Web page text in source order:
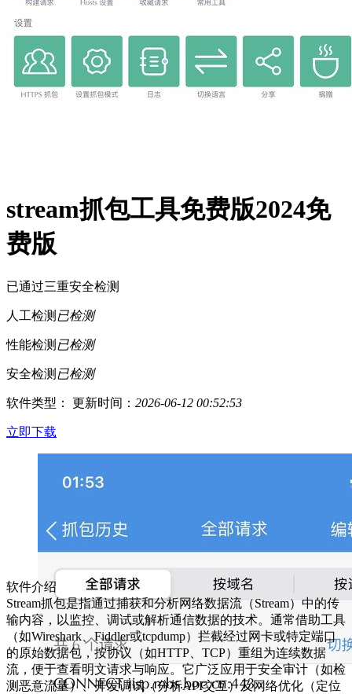
stream抓包工具免费版2024免
费版
已通过三重安全检测
人工检测 已检测
性能检测 已检测
安全检测 已检测
软件类型： 更新时间： 2026-06-12 00:52:53
立即下载
软件介绍
Stream抓包是指通过捕获和分析网络数据流（Stream）中的传
输内容，以监控、调试或解析通信数据的技术。通常借助工具
（如Wireshark、Fiddler或tcpdump）拦截经过网卡或特定端口
的原始数据包，按协议（如HTTP、TCP）重组为连续数据
流，便于查看明文请求与响应。它广泛应用于安全审计（如检
测恶意流量）、开发调试（分析API交互）及网络优化（定位